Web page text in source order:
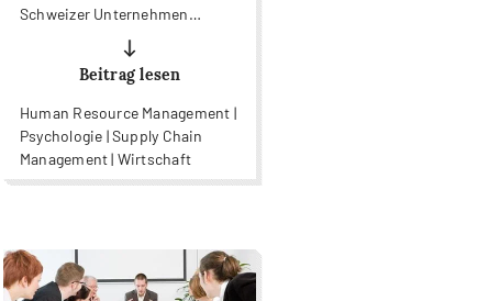
Schweizer Unternehmen
verdüstern sich.
Beitrag lesen
Human Resource Management |
Psychologie | Supply Chain
Management | Wirtschaft
more...